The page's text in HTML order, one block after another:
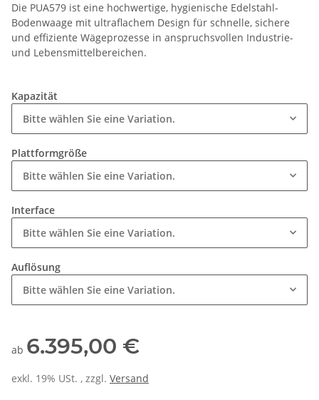
Die PUA579 ist eine hochwertige, hygienische Edelstahl-
Bodenwaage mit ultraflachem Design für schnelle, sichere
und effiziente Wägeprozesse in anspruchsvollen Industrie-
und Lebensmittelbereichen.
Kapazität
Bitte wählen Sie eine Variation.
Plattformgröße
Bitte wählen Sie eine Variation.
Interface
Bitte wählen Sie eine Variation.
Auflösung
Bitte wählen Sie eine Variation.
ab 6.395,00 €
exkl. 19% USt. , zzgl. Versand